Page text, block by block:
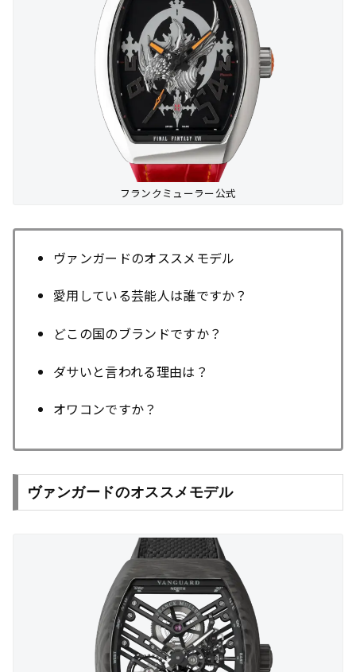
フランクミューラー公式
ヴァンガードのオススメモデル
愛用している芸能人は誰ですか？
どこの国のブランドですか？
ダサいと言われる理由は？
オワコンですか？
ヴァンガードのオススメモデル